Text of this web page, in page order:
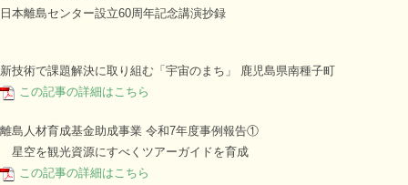
日本離島センター設立60周年記念講演抄録
新技術で課題解決に取り組む「宇宙のまち」 鹿児島県南種子町
この記事の詳細はこちら
離島人材育成基金助成事業 令和7年度事例報告①
星空を観光資源にすべくツアーガイドを育成
この記事の詳細はこちら